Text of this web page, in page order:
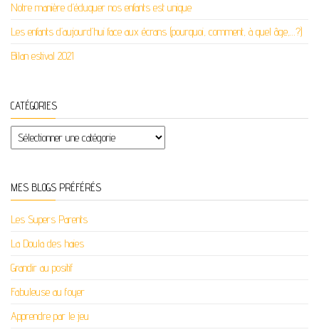
Notre manière d’éduquer nos enfants est unique
Les enfants d’aujourd’hui face aux écrans (pourquoi, comment, à quel âge,…?)
Bilan estival 2021
CATÉGORIES
Catégories
MES BLOGS PRÉFÉRÉS
Les Supers Parents
La Doula des haies
Grandir au positif
Fabuleuse au foyer
Apprendre par le jeu